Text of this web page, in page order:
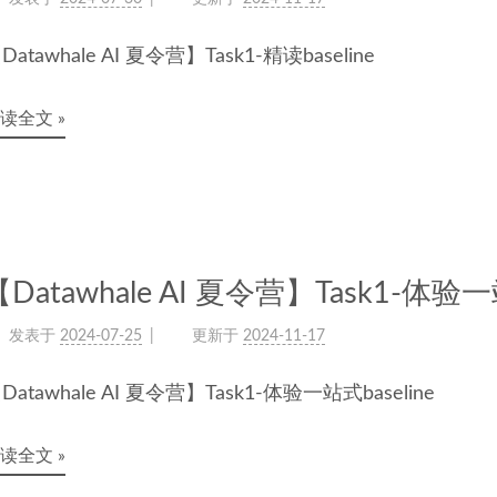
Datawhale AI 夏令营】Task1-精读baseline
全文 »
Datawhale AI 夏令营】Task1-体验
发表于 2024-07-25 更新于 2024-11-17
Datawhale AI 夏令营】Task1-体验一站式baseline
全文 »